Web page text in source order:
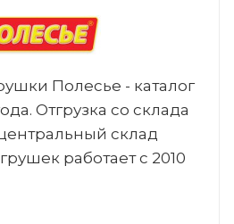
Полесье - каталог
Отгрузка со склада
склад
работает с 2010